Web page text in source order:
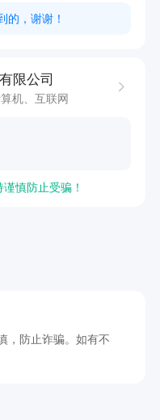
晰标准，确保直播
+奖金，缴纳五
的，谢谢！
限公司
机、互联网
慎防止受骗！
，防止诈骗。如有不